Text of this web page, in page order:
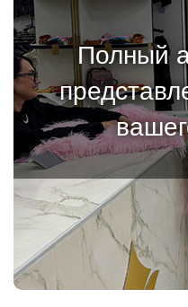
Полный